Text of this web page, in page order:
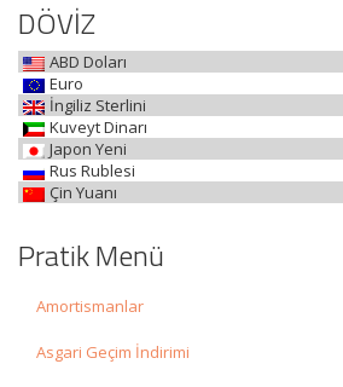
DÖVİZ
ABD Doları
Euro
İngiliz Sterlini
Kuveyt Dinarı
Japon Yeni
Rus Rublesi
Çin Yuanı
Pratik Menü
Amortismanlar
Asgari Geçim İndirimi